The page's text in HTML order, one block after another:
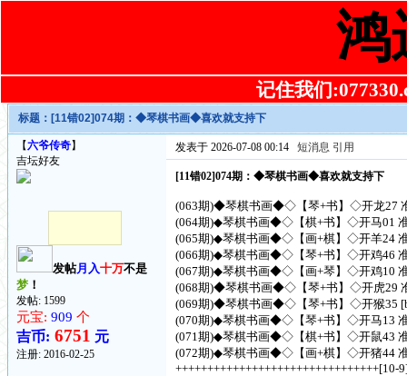
鸿
记住我们
标题： [11错02]074期：◆琴棋书画◆喜欢就支持下
【六爷传奇】
吉坛好友
发帖月入十万不是
梦！
发帖: 1599
元宝: 909 个
吉币: 6751 元
注册: 2016-02-25
发表于 2026-07-08 00:14 短消息 引用
[11错02]074期：◆琴棋书画◆喜欢就支持下
(063期)◆琴棋书画◆◇【琴+书】◇开龙27
(064期)◆琴棋书画◆◇【棋+书】◇开马01
(065期)◆琴棋书画◆◇【画+棋】◇开羊24
(066期)◆琴棋书画◆◇【琴+书】◇开鸡46
(067期)◆琴棋书画◆◇【画+琴】◇开鸡10
(068期)◆琴棋书画◆◇【琴+书】◇开虎29
(069期)◆琴棋书画◆◇【琴+书】◇开猴35
(070期)◆琴棋书画◆◇【琴+书】◇开马13
(071期)◆琴棋书画◆◇【棋+书】◇开鼠43
(072期)◆琴棋书画◆◇【画+棋】◇开猪44
++++++++++++++++++++++++++++++++[10-